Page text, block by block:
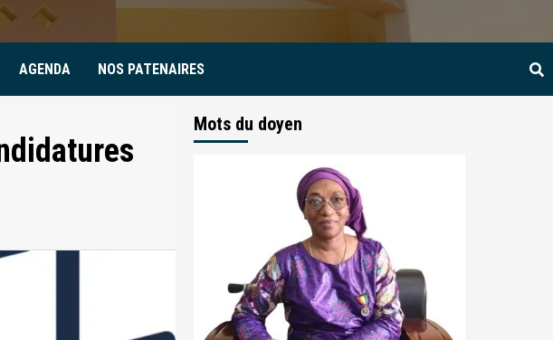
AGENDA NOS PATENAIRES
Mots du doyen